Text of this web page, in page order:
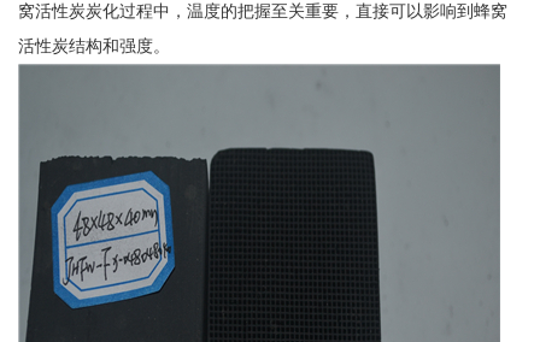
窝活性炭炭化过程中，温度的把握至关重要，直接可以影响到蜂窝
活性炭结构和强度。